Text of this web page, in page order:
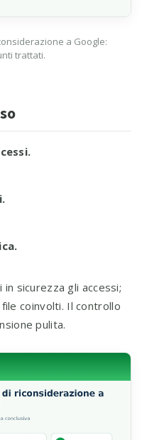
a Google:
trattati.
sicurezza gli accessi;
coinvolti. Il controllo
pulita.